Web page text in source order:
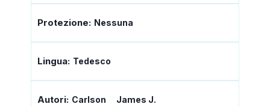
Protezione: Nessuna
Lingua: Tedesco
Autori: Carlson James J.